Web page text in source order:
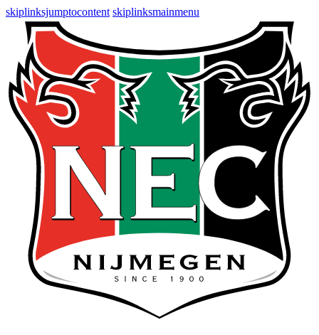
skiplinksjumptocontent skiplinksmainmenu